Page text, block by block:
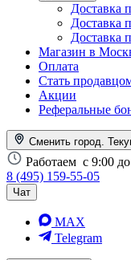
Доставка
Доставка
Магазин в
Оплата
Стать
Акции
Реферальные
Сменить город.
Работаем с 9:00
8 (495) 159-55-05
Чат
MAX
Telegram